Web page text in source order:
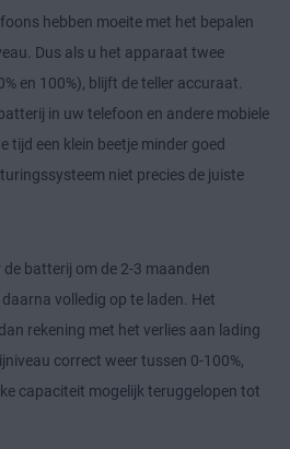
hebben moeite met het bepalen
Dus als u het apparaat twee
en 100%), blijft de teller accuraat.
in uw telefoon en andere mobiele
tijd een klein beetje minder goed
niet precies de juiste
batterij om de 2-3 maanden
volledig op te laden. Het
rekening met het verlies aan lading
correct weer tussen 0-100%,
capaciteit mogelijk teruggelopen tot